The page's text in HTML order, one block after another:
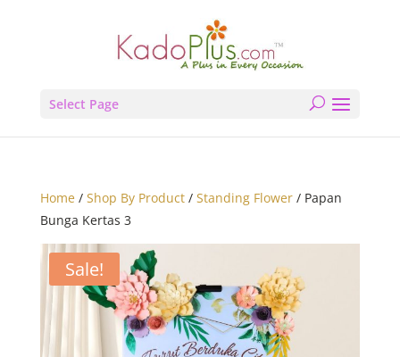
Select Page
Home/ Shop By Product/ Standing Flower/ Papan
Bunga Kertas 3
Sale!